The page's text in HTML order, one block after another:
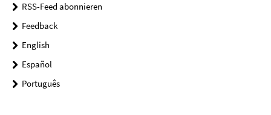
RSS-Feed abonnieren
Feedback
English
Español
Português